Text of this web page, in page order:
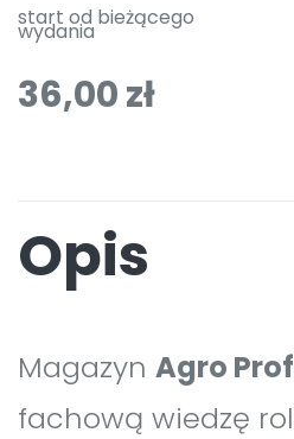
start od bieżącego
wydania
36,00 zł
Opis
Magazyn Agro
fachową wiedzę